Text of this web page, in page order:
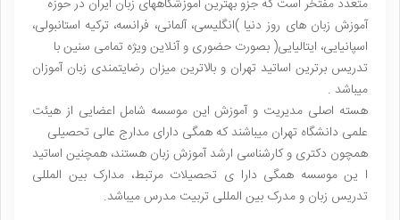
متعدد مفتخر است که جزو بهترین آموزشگاههای زبان ایران در حوزه
آموزش زبان های روز دنیا )انگلیسی، آلمانی، فرانسه، ترکیه استانبولی،
اسپانیایی، ایتالیایی( بصورت حضوری و آنلاین ویژه تمامی سنین با
تدریس برترین اساتید تهران و بالاترین میزان رضایتمندی زبان آموزان
میباشد .
هسته اصلی مدیریت و آموزش این موسسه شامل اعضایی از هیئت
علمی دانشگاه تهران میباشند که همگی دارای مدارج عالی تحصیلی
همچون دکتری و کارشناسی ارشد آموزش زبان هستند، همچنین اساتید
ا ین موسسه همگی دارا ی تحصیلات مرتبط، مدارک بین المللی
تدریس زبان و مدرک بین المللی تربیت مدرس میباشد.